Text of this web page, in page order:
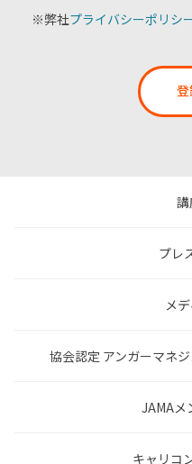
※弊社プライバシーポリシ
登
プレ
メ
協会認定 アンガーマネ
JAMAメ
キャリコ